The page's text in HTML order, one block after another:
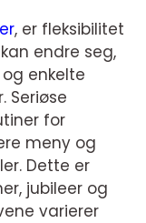
, er fleksibilitet
endre seg,
enkelte
Seriøse
for
meny og
Dette er
jubileer og
varierer